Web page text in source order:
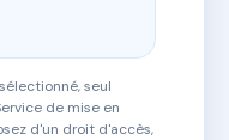
seul
de mise en
d'un droit d'accès,